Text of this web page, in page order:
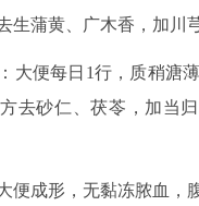
生蒲黄、广木香，加川
大便每日1行，质稍溏
去砂仁、茯苓，加当
便成形，无黏冻脓血，